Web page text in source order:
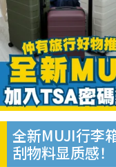
全新MUJI行李
刮物料显质感！